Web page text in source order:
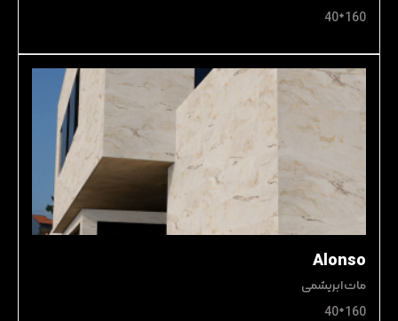
160*40
Alonso
مات ابریشمی
160*40